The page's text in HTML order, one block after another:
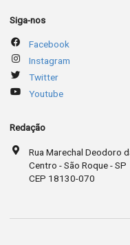
Siga-nos
Facebook
Instagram
Twitter
Youtube
Redação
Rua Marechal Deodoro
Centro - São Roque - SP
CEP 18130-070